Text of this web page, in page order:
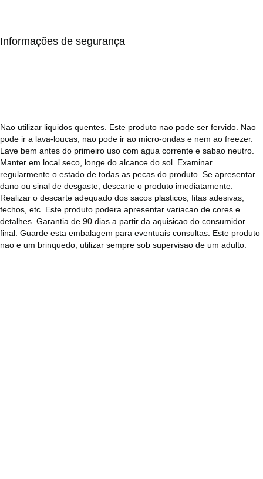
Informações de segurança
Nao utilizar liquidos quentes. Este produto nao pode ser fervido. Nao
pode ir a lava-loucas, nao pode ir ao micro-ondas e nem ao freezer.
Lave bem antes do primeiro uso com agua corrente e sabao neutro.
Manter em local seco, longe do alcance do sol. Examinar
regularmente o estado de todas as pecas do produto. Se apresentar
dano ou sinal de desgaste, descarte o produto imediatamente.
Realizar o descarte adequado dos sacos plasticos, fitas adesivas,
fechos, etc. Este produto podera apresentar variacao de cores e
detalhes. Garantia de 90 dias a partir da aquisicao do consumidor
final. Guarde esta embalagem para eventuais consultas. Este produto
nao e um brinquedo, utilizar sempre sob supervisao de um adulto.